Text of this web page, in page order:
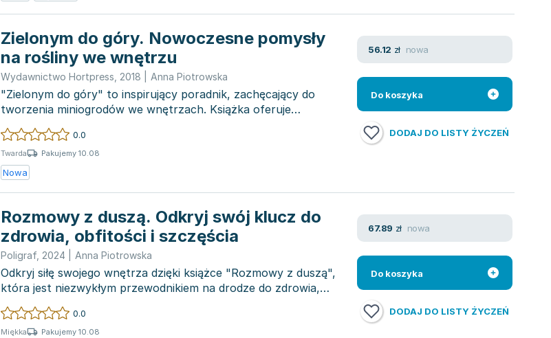
Zielonym do góry. Nowoczesne pomysły
na rośliny we wnętrzu
Wydawnictwo Hortpress 2018 Anna Piotrowska
"Zielonym do góry" to inspirujący poradnik, zachęcający do
tworzenia miniogrodów we wnętrzach. Książka oferuje
alternatywne rozwią...
0.0
Twarda Pakujemy 10.08
Nowa
56.12 zł nowa
Do koszyka
DODAJ DO LISTY ŻYCZEŃ
Rozmowy z duszą. Odkryj swój klucz do
zdrowia, obfitości i szczęścia
Poligraf 2024 Anna Piotrowska
Odkryj siłę swojego wnętrza dzięki książce "Rozmowy z duszą",
która jest niezwykłym przewodnikiem na drodze do zdrowia,
szczęścia...
0.0
Miękka Pakujemy 10.08
67.89 zł nowa
Do koszyka
DODAJ DO LISTY ŻYCZEŃ